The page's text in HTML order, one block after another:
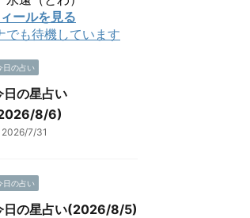
ールを見る
でも待機しています
日の占い
日の星占い
8/6)
2026/7/31
日の占い
日の星占い(2026/8/5)